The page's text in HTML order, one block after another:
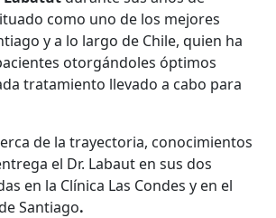
como uno de los mejores
y a lo largo de Chile, quien ha
otorgándoles óptimos
tratamiento llevado a cabo para
de la trayectoria, conocimientos
el Dr. Labaut en sus dos
en la Clínica Las Condes y en el
Santiago.